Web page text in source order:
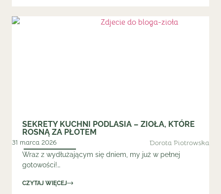
SEKRETY KUCHNI PODLASIA – ZIOŁA, KTÓRE
ROSNĄ ZA PŁOTEM
31 marca 2026 Dorota Piotrowska
Wraz z wydłużającym się dniem, my już w pełnej
gotowości!…
CZYTAJ WIĘCEJ